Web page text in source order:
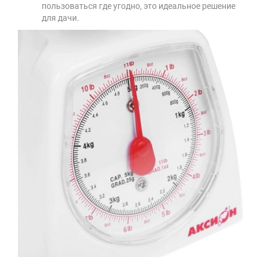
пользоваться где угодно, это идеальное решение
для дачи.